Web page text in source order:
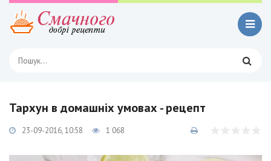
Тархун в домашніх умовах - рецепт
23-09-2016, 10:58 1 068